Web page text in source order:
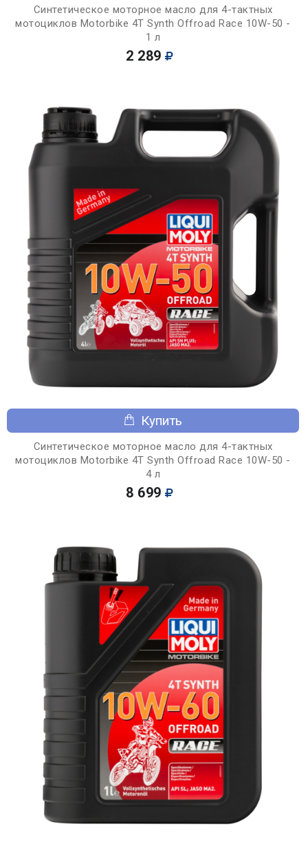
Синтетическое моторное масло для 4-тактных
мотоциклов Motorbike 4T Synth Offroad Race 10W-50 -
1 л
2 289
Купить
Синтетическое моторное масло для 4-тактных
мотоциклов Motorbike 4T Synth Offroad Race 10W-50 -
4 л
8 699